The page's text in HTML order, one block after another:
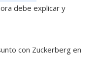
debe explicar y
con Zuckerberg en